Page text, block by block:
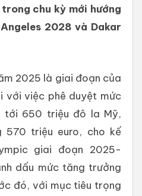
chu kỳ mới hướng
2028 và Dakar
2025 là giai đoạn của
với việc phê duyệt mức
tới 650 triệu đô la Mỹ,
570 triệu euro, cho kế
giai đoạn 2025-
dấu mức tăng trưởng
đó, với mục tiêu trọng